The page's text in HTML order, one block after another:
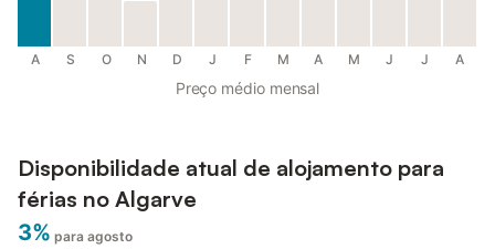
A S O N D J F M A M J J A
Preço médio mensal
Disponibilidade atual de alojamento para
férias no Algarve
3% para agosto